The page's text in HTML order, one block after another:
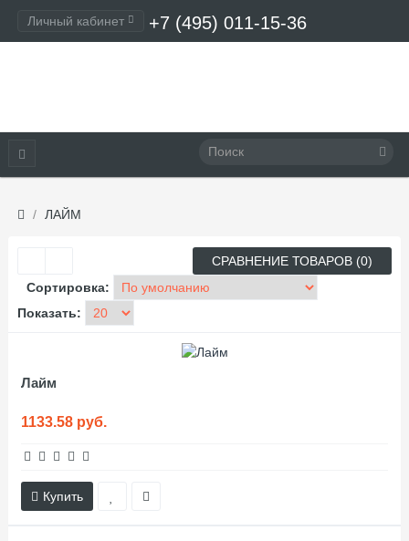
Личный кабинет +7 (495) 011-15-36
ЛАЙМ
СРАВНЕНИЕ ТОВАРОВ (0)
Сортировка:
Показать:
Лайм
1133.58 руб.
Купить